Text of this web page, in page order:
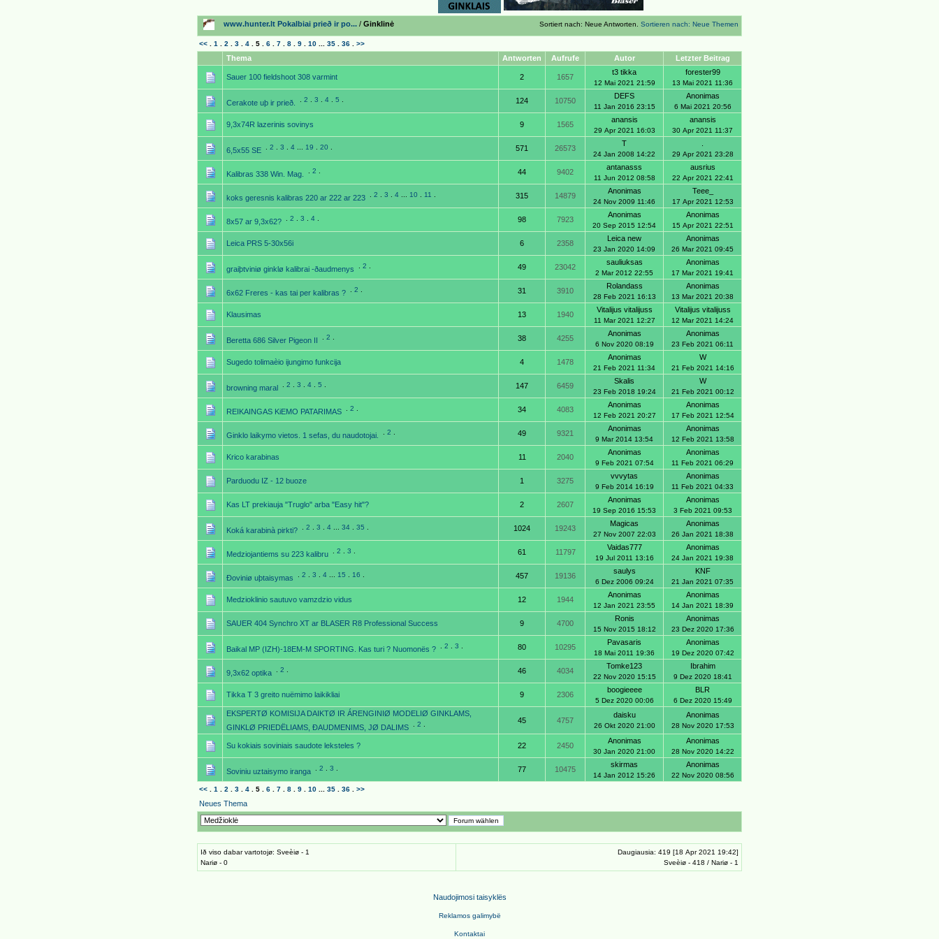
www.hunter.lt Pokalbiai prieð ir po... / Ginklinė Sortiert nach: Neue Antworten. Sortieren nach: Neue Themen
<< 1 2 3 4 5 6 7 8 9 10 35 36 >>
Thema Antworten Aufrufe Autor Letzter Beitrag
Sauer 100 fieldshoot 308 varmint 2 1657
t3 tikka
12 Mai 2021 21:59
forester99
13 Mai 2021 11:36
Cerakote uþ ir prieð. 2 3 4 5 124 10750
DEFS
11 Jan 2016 23:15
Anonimas
6 Mai 2021 20:56
9,3x74R lazerinis sovinys 9 1565
anansis
29 Apr 2021 16:03
anansis
30 Apr 2021 11:37
6,5x55 SE 2 3 4 19 20 571 26573
T
24 Jan 2008 14:22 29 Apr 2021 23:28
Kalibras 338 Win. Mag. 2 44 9402
antanasss
11 Jun 2012 08:58
ausrius
22 Apr 2021 22:41
koks geresnis kalibras 220 ar 222 ar 223 2 3 4 10 11 315 14879
Anonimas
24 Nov 2009 11:46
Teee_
17 Apr 2021 12:53
8x57 ar 9,3x62? 2 3 4 98 7923
Anonimas
20 Sep 2015 12:54
Anonimas
15 Apr 2021 22:51
Leica PRS 5-30x56i 6 2358
Leica new
23 Jan 2020 14:09
Anonimas
26 Mar 2021 09:45
graiþtviniø ginklø kalibrai -ðaudmenys 2 49 23042
sauliuksas
2 Mar 2012 22:55
Anonimas
17 Mar 2021 19:41
6x62 Freres - kas tai per kalibras ? 2 31 3910
Rolandass
28 Feb 2021 16:13
Anonimas
13 Mar 2021 20:38
Klausimas 13 1940
Vitalijus vitalijuss
11 Mar 2021 12:27
Vitalijus vitalijuss
12 Mar 2021 14:24
Beretta 686 Silver Pigeon II 2 38 4255
Anonimas
6 Nov 2020 08:19
Anonimas
23 Feb 2021 06:11
Sugedo tolimaèio ijungimo funkcija 4 1478
Anonimas
21 Feb 2021 11:34
W
21 Feb 2021 14:16
browning maral 2 3 4 5 147 6459
Skalis
23 Feb 2018 19:24
W
21 Feb 2021 00:12
REIKAINGAS KiEMO PATARIMAS 2 34 4083
Anonimas
12 Feb 2021 20:27
Anonimas
17 Feb 2021 12:54
Ginklo laikymo vietos. 1 sefas, du naudotojai. 2 49 9321
Anonimas
9 Mar 2014 13:54
Anonimas
12 Feb 2021 13:58
Krico karabinas 11 2040
Anonimas
9 Feb 2021 07:54
Anonimas
11 Feb 2021 06:29
Parduodu IZ - 12 buoze 1 3275
vvvytas
9 Feb 2014 16:19
Anonimas
11 Feb 2021 04:33
Kas LT prekiauja "Truglo" arba "Easy hit"? 2 2607
Anonimas
19 Sep 2016 15:53
Anonimas
3 Feb 2021 09:53
Koká karabinà pirkti? 2 3 4 34 35 1024 19243
Magicas
27 Nov 2007 22:03
Anonimas
26 Jan 2021 18:38
Medziojantiems su 223 kalibru 2 3 61 11797
Vaidas777
19 Jul 2011 13:16
Anonimas
24 Jan 2021 19:38
Ðoviniø uþtaisymas 2 3 4 15 16 457 19136
saulys
6 Dez 2006 09:24
KNF
21 Jan 2021 07:35
Medzioklinio sautuvo vamzdzio vidus 12 1944
Anonimas
12 Jan 2021 23:55
Anonimas
14 Jan 2021 18:39
SAUER 404 Synchro XT ar BLASER R8 Professional Success 9 4700
Ronis
15 Nov 2015 18:12
Anonimas
23 Dez 2020 17:36
Baikal MP (IZH)-18EM-M SPORTING. Kas turi ? Nuomonës ? 2 3 80 10295
Pavasaris
18 Mai 2011 19:36
Anonimas
19 Dez 2020 07:42
9,3x62 optika 2 46 4034
Tomke123
22 Nov 2020 15:15
Ibrahim
9 Dez 2020 18:41
Tikka T 3 greito nuëmimo laikikliai 9 2306
boogieeee
5 Dez 2020 00:06
BLR
6 Dez 2020 15:49
EKSPERTØ KOMISIJA DAIKTØ IR ÁRENGINIØ MODELIØ GINKLAMS,
GINKLØ PRIEDËLIAMS, ÐAUDMENIMS, JØ DALIMS
2 45 4757
daisku
26 Okt 2020 21:00
Anonimas
28 Nov 2020 17:53
Su kokiais soviniais saudote leksteles ? 22 2450
Anonimas
30 Jan 2020 21:00
Anonimas
28 Nov 2020 14:22
Soviniu uztaisymo iranga 2 3 77 10475
skirmas
14 Jan 2012 15:26
Anonimas
22 Nov 2020 08:56
<<
1 2 3 4 5 6 7 8 9 10 35 36 >>
Neues Thema
Ið viso dabar vartotojø: Sveèiø - 1
Nariø - 0
Daugiausia: 419 [18 Apr 2021 19:42]
Sveèiø - 418 / Nariø - 1
Naudojimosi taisyklës
Reklamos galimybë
Kontaktai